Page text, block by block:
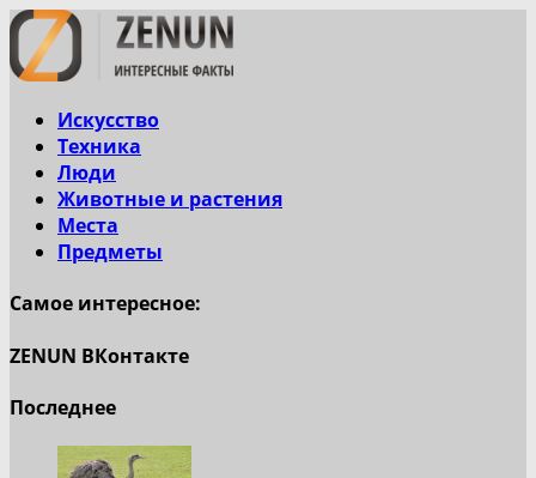
Искусство
Техника
Люди
Животные и растения
Места
Предметы
Самое интересное:
ZENUN ВКонтакте
Последнее